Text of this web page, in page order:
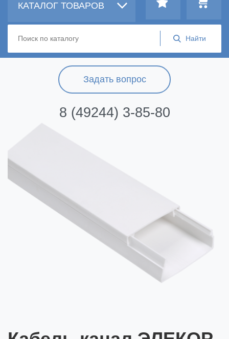
Задать вопрос
8 (49244) 3-85-80
КАТАЛОГ ТОВАРОВ